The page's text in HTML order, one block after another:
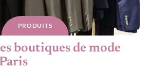
PRODUITS
boutiques de mode